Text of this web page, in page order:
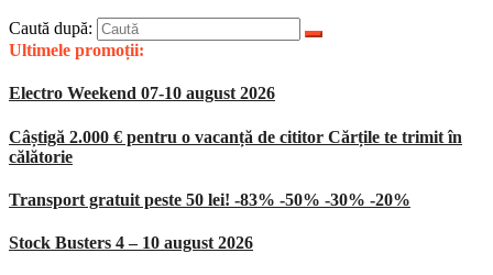
Caută după:
Ultimele promoții:
Electro Weekend 07-10 august 2026
Câștigă 2.000 € pentru o vacanță de cititor Cărțile te trimit în
călătorie
Transport gratuit peste 50 lei! -83% -50% -30% -20%
Stock Busters 4 – 10 august 2026